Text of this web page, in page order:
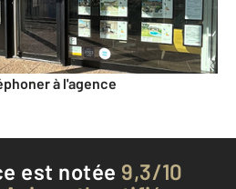
un message
à l'agence
est notée 9,3/10